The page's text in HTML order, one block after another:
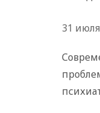
31